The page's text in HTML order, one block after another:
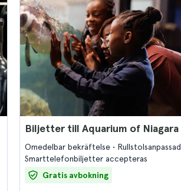
Biljetter till Aquarium of Niagara
Omedelbar bekräftelse
Rullstolsanpassad
Smarttelefonbiljetter accepteras
Gratis avbokning